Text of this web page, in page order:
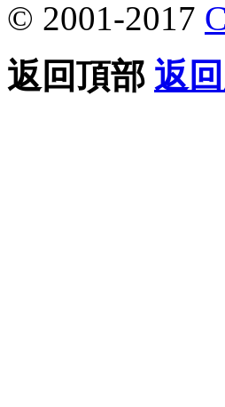
© 2001-2017
返回頂部 返